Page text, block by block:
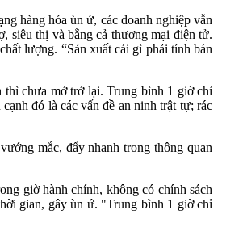
hàng hóa ùn ứ, các doanh nghiệp vẫn
siêu thị và bằng cả thương mại điện tử.
lượng. “Sản xuất cái gì phải tính bán
thì chưa mở trở lại. Trung bình 1 giờ chỉ
đó là các vấn đề an ninh trật tự; rác
mắc, đẩy nhanh trong thông quan
giờ hành chính, không có chính sách
gian, gây ùn ứ. "Trung bình 1 giờ chỉ